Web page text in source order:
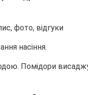
насіння.
Помідори